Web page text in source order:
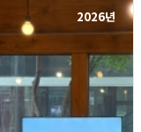
2026년